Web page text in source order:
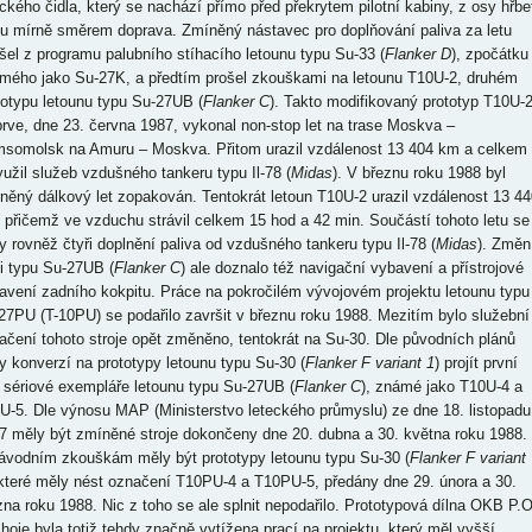
čidla, který se nachází přímo před překrytem pilotní kabiny, z osy
mírně směrem doprava. Zmíněný nástavec pro doplňování paliva za letu
z programu palubního stíhacího letounu typu Su-33 (Flanker D), zpočátku
jako Su-27K, a předtím prošel zkouškami na letounu T10U-2, druhém
letounu typu Su-27UB (Flanker C). Takto modifikovaný prototyp T10U-2
dne 23. června 1987, vykonal non-stop let na trase Moskva –
na Amuru – Moskva. Přitom urazil vzdálenost 13 404 km a celkem
služeb vzdušného tankeru typu Il-78 (Midas). V březnu roku 1988 byl
dálkový let zopakován. Tentokrát letoun T10U-2 urazil vzdálenost 13
přičemž ve vzduchu strávil celkem 15 hod a 42 min. Součástí tohoto letu se
rovněž čtyři doplnění paliva od vzdušného tankeru typu Il-78 (Midas). Změn
typu Su-27UB (Flanker C) ale doznalo též navigační vybavení a přístrojové
zadního kokpitu. Práce na pokročilém vývojovém projektu letounu typu
(T-10PU) se podařilo završit v březnu roku 1988. Mezitím bylo služební
tohoto stroje opět změněno, tentokrát na Su-30. Dle původních plánů
konverzí na prototypy letounu typu Su-30 (Flanker F variant 1) projít první
exempláře letounu typu Su-27UB (Flanker C), známé jako T10U-4 a
5. Dle výnosu MAP (Ministerstvo leteckého průmyslu) ze dne 18. listopadu
měly být zmíněné stroje dokončeny dne 20. dubna a 30. května roku 1988.
zkouškám měly být prototypy letounu typu Su-30 (Flanker F variant
měly nést označení T10PU-4 a T10PU-5, předány dne 29. února a 30.
roku 1988. Nic z toho se ale splnit nepodařilo. Prototypová dílna OKB